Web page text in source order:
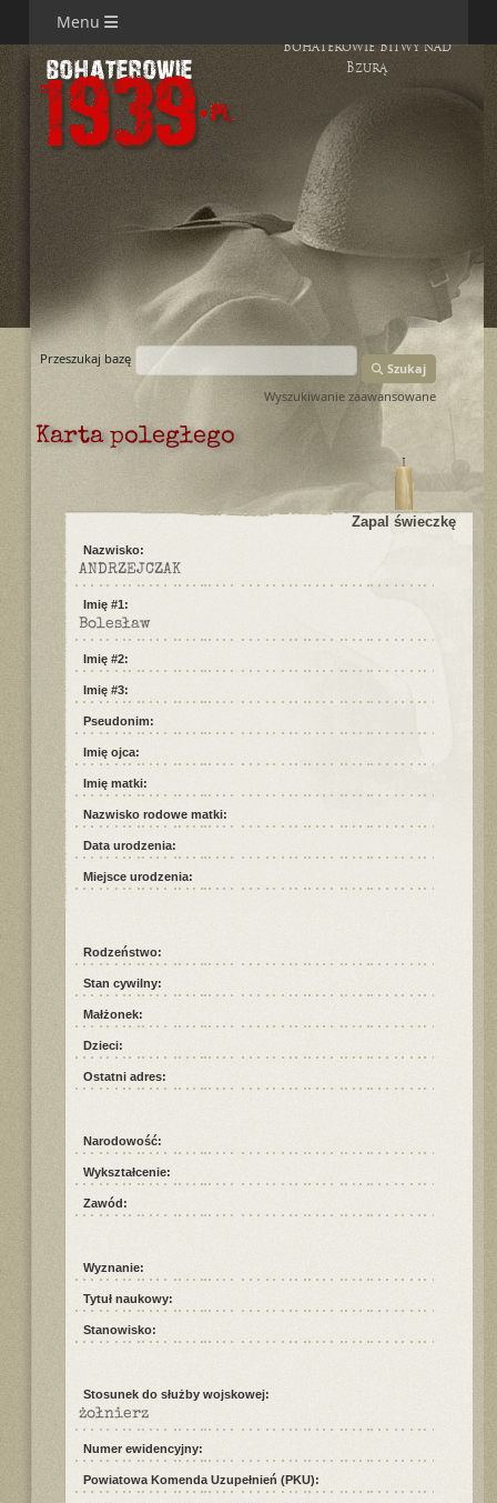
Menu
Bohaterowie Bitwy nad
Bzurą
Przeszukaj bazę
Szukaj
Wyszukiwanie zaawansowane
Karta poległego
Zapal świeczkę
Nazwisko:
ANDRZEJCZAK
Imię #1:
Bolesław
Imię #2:
Imię #3:
Pseudonim:
Imię ojca:
Imię matki:
Nazwisko rodowe matki:
Data urodzenia:
Miejsce urodzenia:
Rodzeństwo:
Stan cywilny:
Małżonek:
Dzieci:
Ostatni adres:
Narodowość:
Wykształcenie:
Zawód:
Wyznanie:
Tytuł naukowy:
Stanowisko:
Stosunek do służby wojskowej:
żołnierz
Numer ewidencyjny:
Powiatowa Komenda Uzupełnień (PKU):